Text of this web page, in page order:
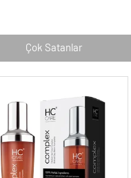
Çok Satanlar